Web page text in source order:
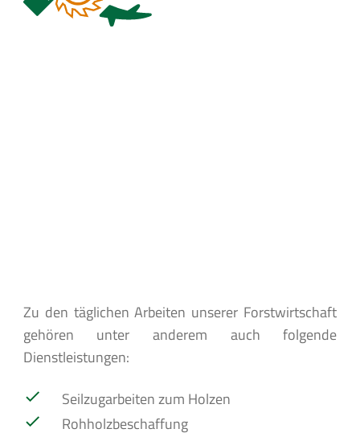
Zu den täglichen Arbeiten unserer Forstwirtschaft
gehören unter anderem auch folgende
Dienstleistungen:
Seilzugarbeiten zum Holzen
Rohholzbeschaffung